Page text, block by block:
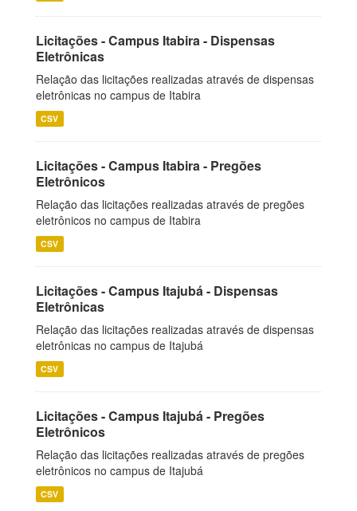
Licitações - Campus Itabira - Dispensas
Eletrônicas
Relação das licitações realizadas através de dispensas
eletrônicas no campus de Itabira
CSV
Licitações - Campus Itabira - Pregões
Eletrônicos
Relação das licitações realizadas através de pregões
eletrônicos no campus de Itabira
CSV
Licitações - Campus Itajubá - Dispensas
Eletrônicas
Relação das licitações realizadas através de dispensas
eletrônicas no campus de Itajubá
CSV
Licitações - Campus Itajubá - Pregões
Eletrônicos
Relação das licitações realizadas através de pregões
eletrônicos no campus de Itajubá
CSV